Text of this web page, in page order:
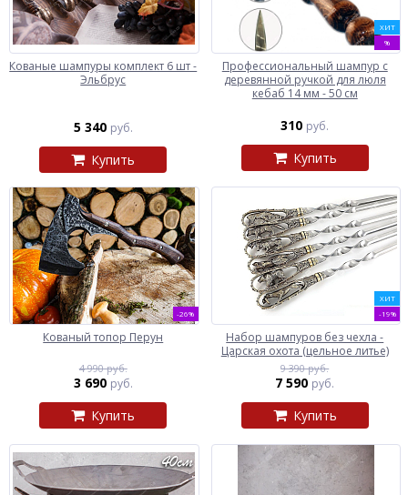
Кованые шампуры комплект 6 шт -
Эльбрус
5 340 руб.
Купить
ХИТ
%
Профессиональный шампур с
деревянной ручкой для люля
кебаб 14 мм - 50 см
310 руб.
Купить
-26%
Кованый топор Перун
4 990 руб.
3 690 руб.
Купить
ХИТ
-19%
Набор шампуров без чехла -
Царская охота (цельное литье)
9 390 руб.
7 590 руб.
Купить